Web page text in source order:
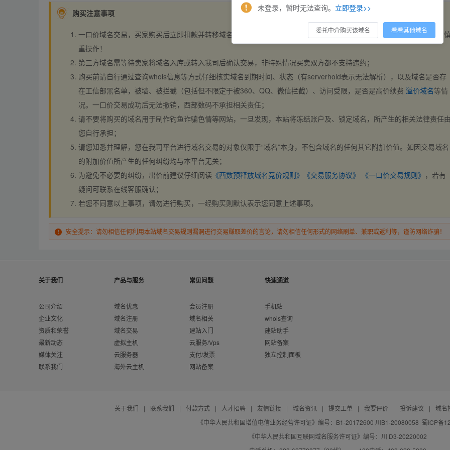
购买注意事项
一口价域名交易，买家购买后立即扣款并转移域名，交易自动完成。买卖双方都不支持违约，一旦出价不支持撤销，请
重操作！
第三方域名需等待卖家将域名入库或转入我司后确认交易，非特殊情况买卖双方都不支持违约；
购买前请自行通过查询whois信息等方式仔细核实域名到期时间、状态（有serverhold表示无法解析），以及域名是否存
在工信部黑名单，被墙、被拦截（包括但不限定于被360、QQ、微信拦截）、访问受限，是否是高价续费 溢价域名等情
况。一口价交易成功后无法撤销，西部数码不承担相关责任；
请不要将购买的域名用于制作钓鱼诈骗色情等网站，一旦发现，本站将冻结账户及、锁定域名，所产生的相关法律责任
您自行承担；
请您知悉并理解，您在我司平台进行域名交易的对象仅限于“域名”本身，不包含域名的任何其它附加价值。如因交易域名
的附加价值所产生的任何纠纷均与本平台无关；
为避免不必要的纠纷，出价前建议仔细阅读 《西数预释放域名竞价规则》 《交易服务协议》 《一口价交易规则》 ，若有
疑问可联系在线客服确认；
若您不同意以上事项，请勿进行购买，一经购买则默认表示您同意上述事项。
安全提示：请勿相信任何利用本站域名交易规则漏洞进行交易赚取差价的言论，请勿相信任何形式的网络刷单、兼职或返利等，谨防网络诈骗！
关于我们
公司介绍
企业文化
资质和荣誉
最新动态
媒体关注
联系我们
产品与服务
域名优惠
域名注册
域名交易
虚拟主机
云服务器
海外云主机
常见问题
会员注册
域名相关
建站入门
云服务/Vps
支付/发票
网站备案
快速通道
手机站
whois查询
建站助手
网站备案
独立控制面板
关于我们 | 联系我们 | 付款方式 | 人才招聘 | 友情链接 | 域名资讯 | 提交工单 | 我要评价 | 投诉建议 |
域名
《中华人民共和国增值电信业务经营许可证》编号：B1-20172600 川B1-20080058 蜀ICP备
《中华人民共和国互联网域名服务许可证》编号：川 D3-20220002
未登录，暂时无法查询。 立即登录>>
委托中介购买该域名 看看其他域名